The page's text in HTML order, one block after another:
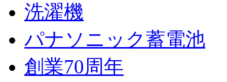
洗濯機
パナソニック蓄電池
創業70周年